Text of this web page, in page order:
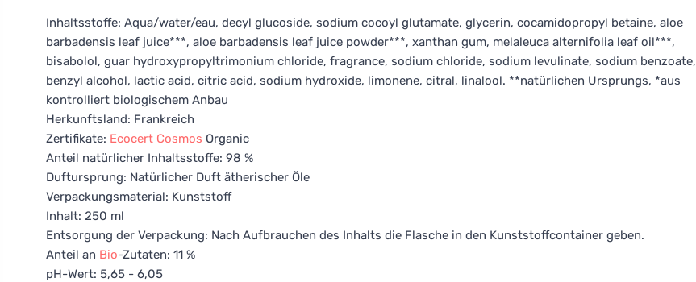
Inhaltsstoffe: Aqua/water/eau, decyl glucoside, sodium cocoyl glutamate, glycerin, cocamidopropyl betaine, aloe
barbadensis leaf juice***, aloe barbadensis leaf juice powder***, xanthan gum, melaleuca alternifolia leaf oil***,
bisabolol, guar hydroxypropyltrimonium chloride, fragrance, sodium chloride, sodium levulinate, sodium benzoate,
benzyl alcohol, lactic acid, citric acid, sodium hydroxide, limonene, citral, linalool. **natürlichen Ursprungs, *aus
kontrolliert biologischem Anbau
Herkunftsland: Frankreich
Zertifikate: Ecocert Cosmos Organic
Anteil natürlicher Inhaltsstoffe: 98 %
Duftursprung: Natürlicher Duft ätherischer Öle
Verpackungsmaterial: Kunststoff
Inhalt: 250 ml
Entsorgung der Verpackung: Nach Aufbrauchen des Inhalts die Flasche in den Kunststoffcontainer geben.
Anteil an Bio-Zutaten: 11 %
pH-Wert: 5,65 - 6,05